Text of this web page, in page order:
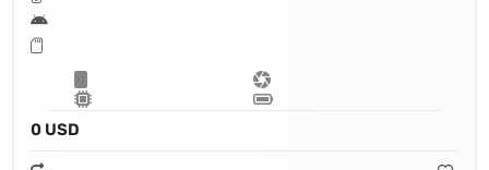
0 USD